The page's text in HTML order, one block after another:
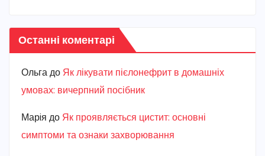
Останні коментарі
Ольга до Як лікувати пієлонефрит в домашніх
умовах: вичерпний посібник
Марiя до Як проявляється цистит: основні
симптоми та ознаки захворювання